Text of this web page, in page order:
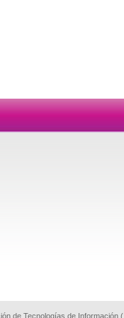
de Tecnologías de Información (